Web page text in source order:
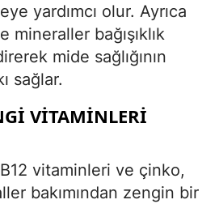
yardımcı olur. Ayrıca
bağışıklık
mide sağlığının
sağlar.
VITAMINLERI
vitaminleri ve çinko,
bakımından zengin bir